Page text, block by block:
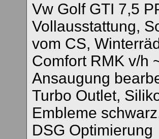
Vw Golf GTI 7,5
Vollausstattung,
vom CS,
Comfort RMK v/h
Ansaugung
Turbo Outlet,
Embleme
DSG Optimierung